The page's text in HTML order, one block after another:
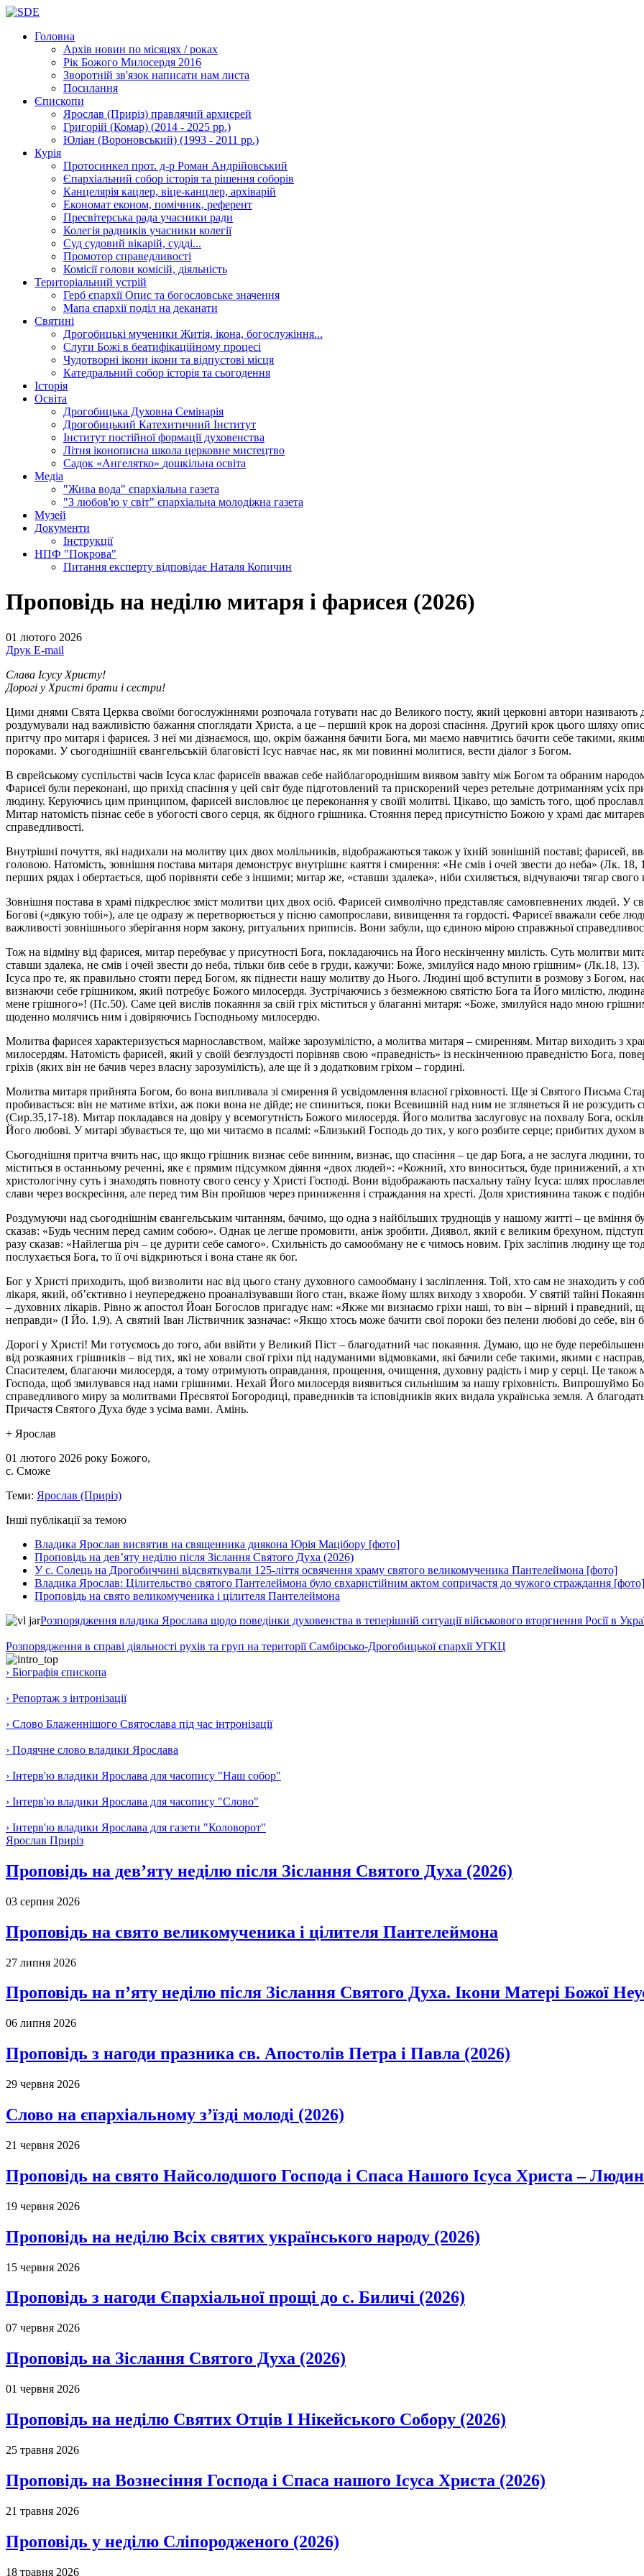
Головна
Архів новин по місяцях / роках
Рік Божого Милосердя 2016
Зворотній зв'язок написати нам листа
Посилання
Єпископи
Ярослав (Приріз) правлячий архиєрей
Григорій (Комар) (2014 - 2025 рр.)
Юліан (Вороновський) (1993 - 2011 рр.)
Курія
Протосинкел прот. д-р Роман Андрійовський
Єпархіальний собор історія та рішення соборів
Канцелярія кацлер, віце-канцлер, архіварій
Економат економ, помічник, референт
Пресвітерська рада учасники ради
Колегія радників учасники колегії
Суд судовий вікарій, судді...
Промотор справедливості
Комісіїголови комісій, діяльність
Територіальний устрій
Герб єпархіїОпис та богословське значення
Мапа єпархіїподіл на деканати
Святині
Дрогобицькі мученики Житія, ікона, богослужіння...
Слуги Божі в беатифікаційному процесі
Чудотворні ікони ікони та відпустові місця
Катедральний собор історія та сьогодення
Історія
Освіта
Дрогобицька Духовна Семінарія
Дрогобицький Катехитичний Інститут
Інститут постійної формації духовенства
Літня іконописна школа церковне мистецтво
Садок «Ангелятко» дошкільна освіта
Медіа
"Жива вода" єпархіальна газета
"З любов'ю у світ" єпархіальна молодіжна газета
Музей
Документи
Інструкції
НПФ "Покрова"
Питання експерту відповідає Наталя Копичин
Проповідь на неділю митаря і фарисея (2026)
01 лютого 2026
Друк E-mail
Слава Ісусу Христу!
Дорогі у Христі брати і сестри!
Цими днями Свята Церква своїми богослужіннями розпочала готувати нас до Великого посту, який церковні автори
роздумували над важливістю бажання споглядати Христа, а це – перший крок на дорозі спасіння. Другий крок цього шляху
притчу про митаря і фарисея. З неї ми дізнаємося, що, окрім бажання бачити Бога, ми маємо навчитись бачити себе такими,
пороками. У сьогоднішній євангельській благовісті Ісус навчає нас, як ми повинні молитися, вести діалог з Богом.
В єврейському суспільстві часів Ісуса клас фарисеїв вважав себе найблагороднішим виявом завіту між Богом та обраним
Фарисеї були переконані, що прихід спасіння у цей світ буде підготовлений та прискорений через ретельне дотриманням усіх
людину. Керуючись цим принципом, фарисей висловлює це переконання у своїй молитві. Цікаво, що замість того, щоб
Митар натомість пізнає себе в убогості свого серця, як бідного грішника. Стояння перед присутністю Божою у храмі дає
справедливості.
Внутрішні почуття, які надихали на молитву цих двох молільників, відображаються також у їхній зовнішній поставі; фарисей,
головою. Натомість, зовнішня постава митаря демонструє внутрішнє каяття і смирення: «Не смів і очей звести до неба» (Лк.
перших рядах і обертається, щоб порівняти себе з іншими; митар же, «ставши здалека», ніби схиляється, відчуваючи тягар
Зовнішня постава в храмі підкреслює зміст молитви цих двох осіб. Фарисей символічно представляє самовпевнених людей. У
Богові («дякую тобі»), але це одразу ж перетворюється у пісню самопрослави, вивищення та гордості. Фарисеї вважали себе
важливості зовнішнього зберігання норм закону, ритуальних приписів. Вони забули, що єдиною мірою справжньої
Тож на відміну від фарисея, митар перебуває у присутності Бога, покладаючись на Його нескінченну милість. Суть молитви
ставши здалека, не смів і очей звести до неба, тільки бив себе в груди, кажучи: Боже, змилуйся надо мною грішним» (Лк.18,
Ісуса про те, як правильно стояти перед Богом, як піднести нашу молитву до Нього. Людині щоб вступити в розмову з Богом,
визнаючи себе грішником, який потребує Божого милосердя. Зустрічаючись з безмежною святістю Бога та Його милістю,
мене грішного»! (Пс.50). Саме цей вислів покаяння за свій гріх міститься у благанні митаря: «Боже, змилуйся надо мною
щоденно молячись ним і довіряючись Господньому милосердю.
Молитва фарисея характеризується марнославством, майже зарозумілістю, а молитва митаря – смиренням. Митар виходить з
милосердям. Натомість фарисей, який у своїй безглуздості порівняв свою «праведність» із нескінченною праведністю Бога,
гріхів (яких він не бачив через власну зарозумілість), але ще й з додатковим гріхом – гордині.
Молитва митаря прийнята Богом, бо вона випливала зі смирення й усвідомлення власної гріховності. Ще зі Святого Письма
пробивається: він не матиме втіхи, аж поки вона не дійде; не спиниться, поки Всевишній над ним не зглянеться й не
(Сир.35,17-18). Митар покладався на довіру у всемогутність Божого милосердя. Його молитва заслуговує на похвалу Бога,
Його любові. У митарі збувається те, що ми читаємо в псалмі: «Близький Господь до тих, у кого розбите серце; прибитих духом
Сьогоднішня притча вчить нас, що якщо грішник визнає себе винним, визнає, що спасіння – це дар Бога, а не заслуга людини, то
міститься в останньому реченні, яке є прямим підсумком діяння «двох людей»: «Кожний, хто виноситься, буде принижений,
христологічну суть і знаходять повноту свого сенсу у Христі Господі. Вони відображають пасхальну таїну Ісуса: шлях
слави через воскресіння, але перед тим Він пройшов через приниження і страждання на хресті. Доля християнина також є
Роздумуючи над сьогоднішнім євангельським читанням, бачимо, що одна з найбільших труднощів у нашому житті – це вміння
сказав: «Будь чесним перед самим собою». Однак це легше промовити, аніж зробити. Диявол, який є великим брехуном,
разу сказав: «Найлегша річ – це дурити себе самого». Схильність до самообману не є чимось новим. Гріх засліпив людину ще
послухається Бога, то її очі відкриються і вона стане як бог.
Бог у Христі приходить, щоб визволити нас від цього стану духовного самообману і засліплення. Той, хто сам не знаходить у
лікаря, який, об’єктивно і неупереджено проаналізувавши його стан, вкаже йому шлях виходу з хвороби. У святій тайні
– духовних лікарів. Рівно ж апостол Йоан Богослов пригадує нам: «Якже ми визнаємо гріхи наші, то він – вірний і праведний,
неправди» (І Йо. 1,9). А святий Іван Ліствичник зазначає: «Якщо хтось може бачити свої пороки без пелени любові до себе, він
Дорогі у Христі! Ми готуємось до того, аби ввійти у Великий Піст – благодатний час покаяння. Думаю, що не буде
від розкаяних грішників – від тих, які не ховали свої гріхи під надуманими відмовками, які бачили себе такими, якими є
Спасителем, благаючи милосердя, а тому отримують оправдання, прощення, очищення, духовну радість і мир у серці. Це також
Господа, щоб змилувався над нами грішними. Нехай Його милосердя виявиться сильнішим за нашу гріховність. Випрошуймо
справедливого миру за молитвами Пресвятої Богородиці, праведників та ісповідників яких видала українська земля. А
Причастя Святого Духа буде з усіма вами. Амінь.
+ Ярослав
01 лютого 2026 року Божого,
с. Сможе
Теми: Ярослав (Приріз)
Інші публікації за темою
Владика Ярослав висвятив на священника диякона Юрія Мацібору [фото]
Проповідь на дев’яту неділю після Зіслання Святого Духа (2026)
У с. Солець на Дрогобиччині відсвяткували 125-ліття освячення храму святого великомученика Пантелеймона [фото]
Владика Ярослав: Цілительство святого Пантелеймона було євхаристійним актом сопричастя до чужого страждання [фото]
Проповідь на свято великомученика і цілителя Пантелеймона
Розпорядження владика Ярослава щодо поведінки духовенства в теперішній ситуації військового вторгнення Росії в
Розпорядження в справі діяльності рухів та груп на території Самбірсько-Дрогобицької єпархії УГКЦ
› Біографія єпископа
› Репортаж з інтронізації
› Слово Блаженнішого Святослава під час інтронізації
› Подячне слово владики Ярослава
› Інтерв'ю владики Ярослава для часопису "Наш собор"
› Інтерв'ю владики Ярослава для часопису "Слово"
› Інтерв'ю владики Ярослава для газети "Коловорот"
Ярослав Приріз
Проповідь на дев’яту неділю після Зіслання Святого Духа (2026)
03 серпня 2026
Проповідь на свято великомученика і цілителя Пантелеймона
27 липня 2026
Проповідь на п’яту неділю після Зіслання Святого Духа. Ікони Матері Божої
06 липня 2026
Проповідь з нагоди празника св. Апостолів Петра і Павла (2026)
29 червня 2026
Слово на єпархіальному з’їзді молоді (2026)
21 червня 2026
Проповідь на свято Найсолодшого Господа і Спаса Нашого Ісуса Христа –
19 червня 2026
Проповідь на неділю Всіх святих українського народу (2026)
15 червня 2026
Проповідь з нагоди Єпархіальної прощі до с. Биличі (2026)
07 червня 2026
Проповідь на Зіслання Святого Духа (2026)
01 червня 2026
Проповідь на неділю Святих Отців І Нікейського Собору (2026)
25 травня 2026
Проповідь на Вознесіння Господа і Спаса нашого Ісуса Христа (2026)
21 травня 2026
Проповідь у неділю Сліпородженого (2026)
18 травня 2026